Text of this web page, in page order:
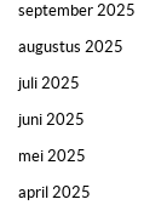
september 2025
augustus 2025
juli 2025
juni 2025
mei 2025
april 2025